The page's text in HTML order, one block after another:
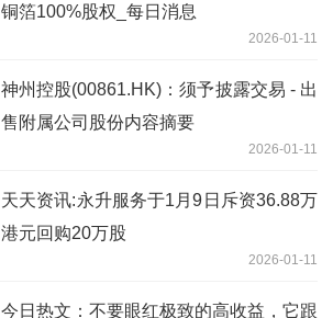
铜箔100%股权_每日消息
2026-01-11
神州控股(00861.HK)：须予披露交易 - 出
售附属公司股份内容摘要
2026-01-11
天天资讯:永升服务于1月9日斥资36.88万
港元回购20万股
2026-01-11
今日热文：不要眼红极致的高收益，它跟